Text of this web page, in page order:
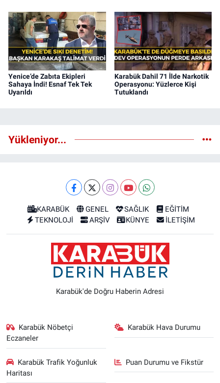
Yenice’de Zabıta Ekipleri
Sahaya İndi! Esnaf Tek Tek
Uyarıldı
Karabük Dahil 71 İlde Narkotik
Operasyonu: Yüzlerce Kişi
Tutuklandı
Yükleniyor...
KARABÜK GENEL SAĞLIK
EĞİTİM
TEKNOLOJİ
ARŞİV KÜNYE İLETİŞİM
Karabük'de Doğru Haberin Adresi
Karabük Nöbetçi
Eczaneler
Karabük Hava Durumu
Karabük Trafik Yoğunluk
Haritası
Puan Durumu ve Fikstür